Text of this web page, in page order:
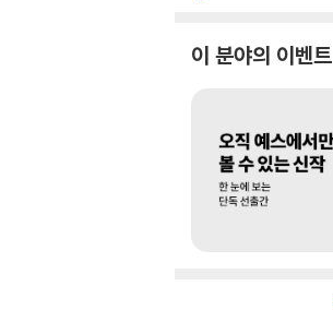
이 분야의 이벤트